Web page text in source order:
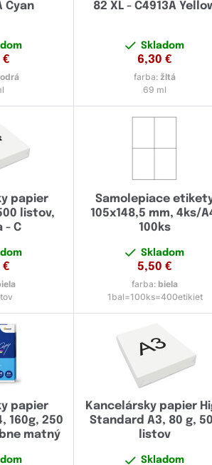
Cyan
€
82 XL - C4913A
Skladom
6,30 €
farba:žltá
69 ml
papier
listov,
- C
€
Samolepiace
105x148,5 mm, 4ks/
100ks
Skladom
5,50 €
farba: biela
1bal=100ks=400etikiet
papier
160g, 250
matný
Kancelársky papier
Standard A3, 80 g,
listov
Skladom